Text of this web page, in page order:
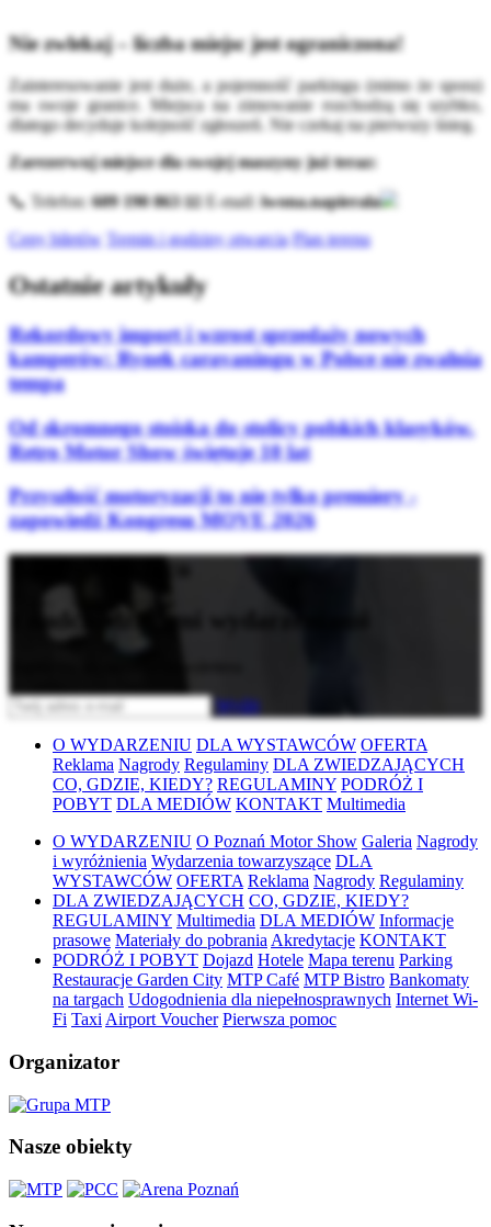
Nie zwlekaj – liczba miejsc jest ograniczona!
Zainteresowanie jest duże, a pojemność parkingu (mimo że spora)
ma swoje granice. Miejsca na zimowanie rozchodzą się szybko,
dlatego decyduje kolejność zgłoszeń. Nie czekaj na pierwszy śnieg.
Zarezerwuj miejsce dla swojej maszyny już teraz:
📞 Telefon:609 190 863📧 E-mail:iwona.napierala
Ceny biletów Termin i godziny otwarcia Plan terenu
Ostatnie artykuły
Rekordowy import i wzrost sprzedaży nowych
kamperów: Rynek caravaningu w Polsce nie zwalnia
tempa
Od skromnego stoiska do stolicy polskich klasyków.
Retro Motor Show świętuje 10 lat
Przyszłość motoryzacji to nie tylko premiery -
zapowiedź Kongresu MOVE 2026
Bądź na bieżąco
z nadchodzącymi wydarzeniami
Wyślij
O WYDARZENIU DLA WYSTAWCÓW OFERTA
Reklama Nagrody Regulaminy DLA ZWIEDZAJĄCYCH
CO, GDZIE, KIEDY? REGULAMINY PODRÓŻ I
POBYT DLA MEDIÓW KONTAKT Multimedia
O WYDARZENIU O Poznań Motor Show Galeria Nagrody
i wyróżnienia Wydarzenia towarzyszące DLA
WYSTAWCÓW OFERTA Reklama Nagrody Regulaminy
DLA ZWIEDZAJĄCYCH CO, GDZIE, KIEDY?
REGULAMINY Multimedia DLA MEDIÓW Informacje
prasowe Materiały do pobrania Akredytacje KONTAKT
PODRÓŻ I POBYT Dojazd Hotele Mapa terenu Parking
Restauracje Garden City MTP Café MTP Bistro Bankomaty
na targach Udogodnienia dla niepełnosprawnych Internet Wi-
Fi Taxi Airport Voucher Pierwsza pomoc
Organizator
Nasze obiekty